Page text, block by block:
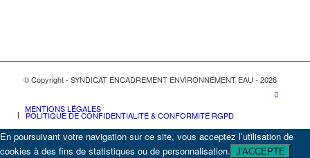
© Copyright - SYNDICAT ENCADREMENT ENVIRONNEMENT EAU - 2026
MENTIONS LÉGALES
POLITIQUE DE CONFIDENTIALITÉ & CONFORMITÉ RGPD
En poursuivant votre navigation sur ce site, vous acceptez l’utilisation de
cookies à des fins de statistiques ou de personnalisation. J'ACCEPTE